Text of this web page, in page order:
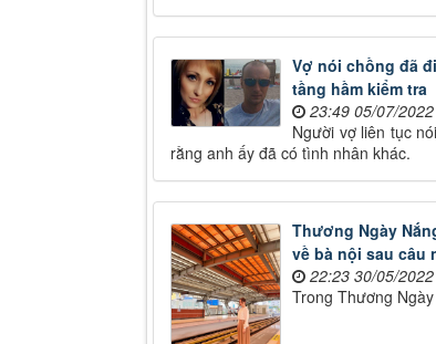
Vợ nói chồng đã
tầng hầm kiểm tra
23:49 05/07/2022
Người vợ liên tục
rằng anh ấy đã có tình nhân khác.
Thương Ngày
về bà nội sau câu
22:23 30/05/2022
Trong Thương